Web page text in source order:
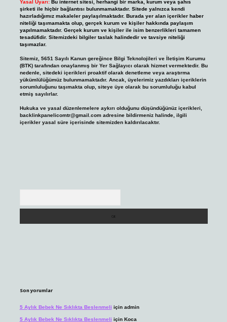
Yasal Uyarı: Bu internet sitesi, herhangi bir marka, kurum veya şahıs
şirketi ile hiçbir bağlantısı bulunmamaktadır. Sitede yalnızca kendi
hazırladığımız makaleler paylaşılmaktadır. Burada yer alan içerikler haber
niteliği taşımamakta olup, gerçek kurum ve kişiler hakkında paylaşım
yapılmamaktadır. Gerçek kurum ve kişiler ile isim benzerlikleri tamamen
tesadüfidir. Sitemizdeki bilgiler taslak halindedir ve tavsiye niteliği
taşımazlar.
Sitemiz, 5651 Sayılı Kanun gereğince Bilgi Teknolojileri ve İletişim Kurumu
(BTK) tarafından onaylanmış bir Yer Sağlayıcı olarak hizmet vermektedir. Bu
nedenle, sitedeki içerikleri proaktif olarak denetleme veya araştırma
yükümlülüğümüz bulunmamaktadır. Ancak, üyelerimiz yazdıkları içeriklerin
sorumluluğunu taşımakta olup, siteye üye olarak bu sorumluluğu kabul
etmiş sayılırlar.
Hukuka ve yasal düzenlemelere aykırı olduğunu düşündüğünüz içerikleri,
backlinkpanelicomtr@gmail.comadresine bildirmeniz halinde, ilgili
içerikler yasal süre içerisinde sitemizden kaldırılacaktır.
Son yorumlar
5 Aylık Bebek Ne Sıklıkta Beslenmeli için admin
5 Aylık Bebek Ne Sıklıkta Beslenmeli için Koca